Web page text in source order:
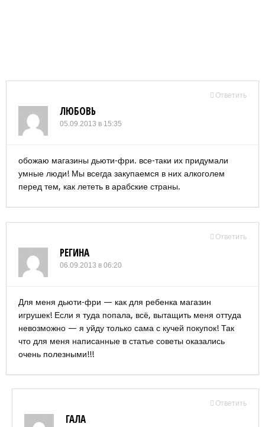
Ответить
ЛЮБОВЬ
05.09.2013 в 15:35
обожаю магазины дьюти-фри. все-таки их придумали
умные люди! Мы всегда закупаемся в них алкоголем
перед тем, как лететь в арабские страны.
Ответить
РЕГИНА
06.09.2013 в 06:20
Для меня дьюти-фри — как для ребенка магазин
игрушек! Если я туда попала, всё, вытащить меня оттуда
невозможно — я уйду только сама с кучей покупок! Так
что для меня написанные в статье советы оказались
очень полезными!!!
Ответить
ГАЛА